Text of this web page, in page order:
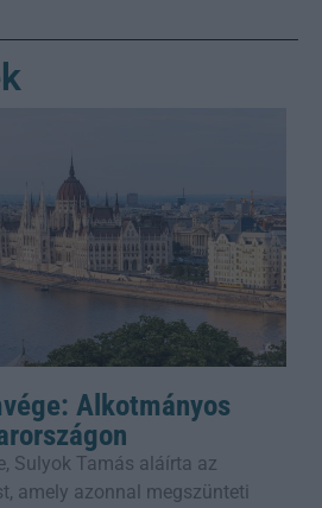
Alkotmányos
Sulyok Tamás aláírta az
amely azonnal megszünteti